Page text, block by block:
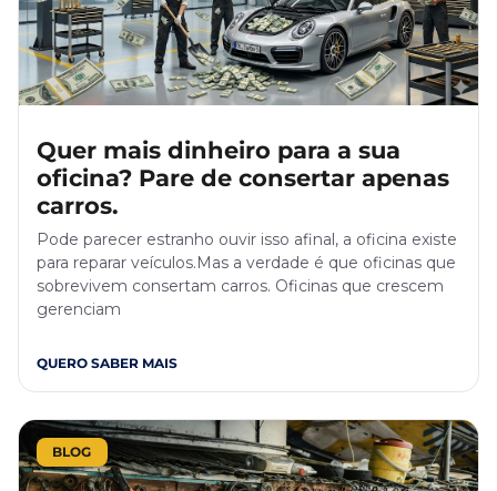
Quer mais dinheiro para a sua
oficina? Pare de consertar apenas
carros.
Pode parecer estranho ouvir isso afinal, a oficina existe
para reparar veículos.Mas a verdade é que oficinas que
sobrevivem consertam carros. Oficinas que crescem
gerenciam
QUERO SABER MAIS
BLOG